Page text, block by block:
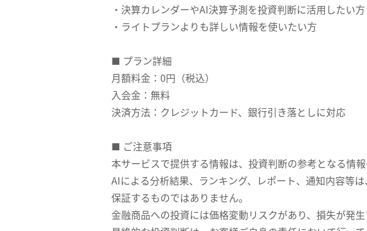
・決算カレンダーやAI決算予測を投資判断に活用したい方
・ライトプランよりも詳しい情報を使いたい方
■ プラン詳細
月額料金：0円（税込）
入会金：無料
決済方法：クレジットカード、銀行引き落としに対応
■ ご注意事項
本サービスで提供する情報は、投資判断の参考となる情報
AIによる分析結果、ランキング、レポート、通知内容等
保証するものではありません。
金融商品への投資には価格変動リスクがあり、損失が発生